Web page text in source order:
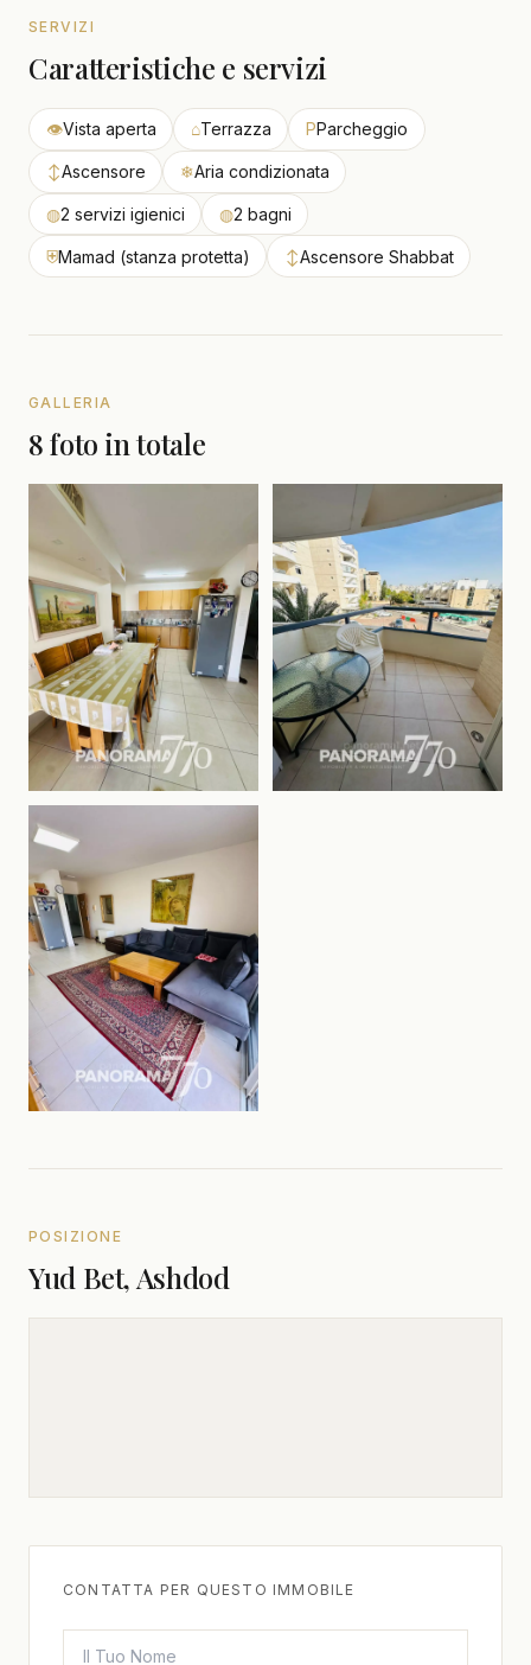
SERVIZI
Caratteristiche e servizi
👁Vista aperta ⌂Terrazza PParcheggio
↕Ascensore ❄Aria condizionata
◍2 servizi igienici ◍2 bagni
⛨Mamad (stanza protetta) ↕Ascensore Shabbat
GALLERIA
8 foto in totale
POSIZIONE
Yud Bet, Ashdod
CONTATTA PER QUESTO IMMOBILE